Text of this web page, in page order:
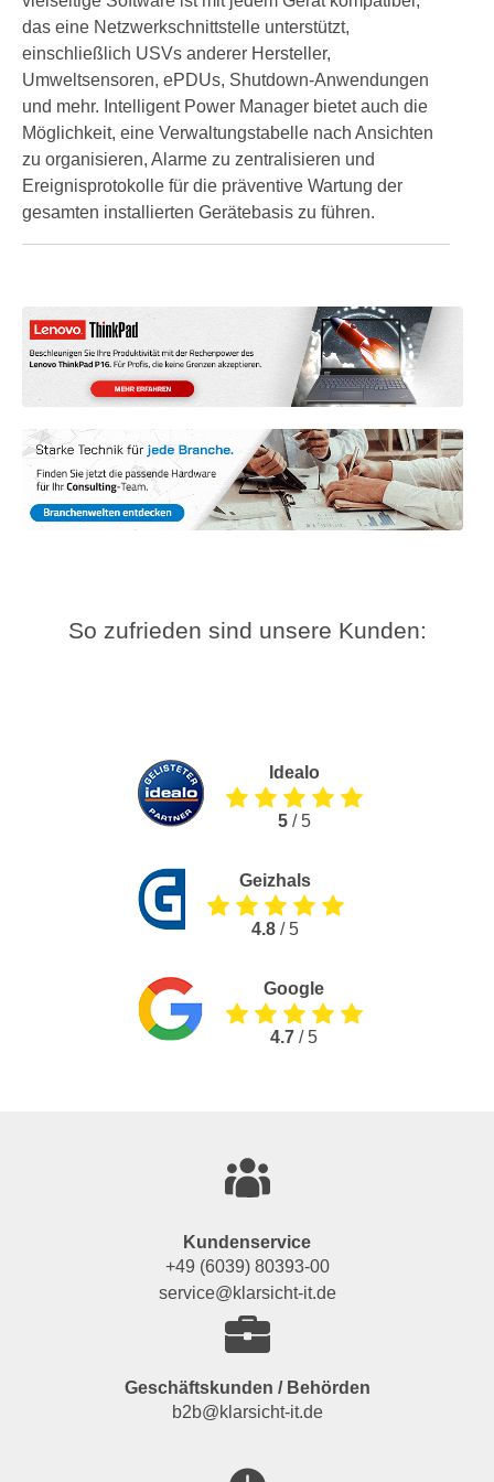
das eine Netzwerkschnittstelle unterstützt,
einschließlich USVs anderer Hersteller,
Umweltsensoren, ePDUs, Shutdown-Anwendungen
und mehr. Intelligent Power Manager bietet auch die
Möglichkeit, eine Verwaltungstabelle nach Ansichten
zu organisieren, Alarme zu zentralisieren und
Ereignisprotokolle für die präventive Wartung der
gesamten installierten Gerätebasis zu führen.
So zufrieden sind unsere Kunden:
Idealo
5/ 5
Geizhals
4.8 / 5
Google
4.7 / 5
Kundenservice
+49 (6039) 80393-00
service@klarsicht-it.de
Geschäftskunden / Behörden
b2b@klarsicht-it.de